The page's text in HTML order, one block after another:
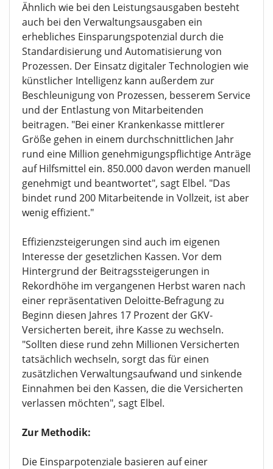
Ähnlich wie bei den Leistungsausgaben besteht
auch bei den Verwaltungsausgaben ein
erhebliches Einsparungspotenzial durch die
Standardisierung und Automatisierung von
Prozessen. Der Einsatz digitaler Technologien wie
künstlicher Intelligenz kann außerdem zur
Beschleunigung von Prozessen, besserem Service
und der Entlastung von Mitarbeitenden
beitragen. "Bei einer Krankenkasse mittlerer
Größe gehen in einem durchschnittlichen Jahr
rund eine Million genehmigungspflichtige Anträge
auf Hilfsmittel ein. 850.000 davon werden manuell
genehmigt und beantwortet", sagt Elbel. "Das
bindet rund 200 Mitarbeitende in Vollzeit, ist aber
wenig effizient."
Effizienzsteigerungen sind auch im eigenen
Interesse der gesetzlichen Kassen. Vor dem
Hintergrund der Beitragssteigerungen in
Rekordhöhe im vergangenen Herbst waren nach
einer repräsentativen Deloitte-Befragung zu
Beginn diesen Jahres 17 Prozent der GKV-
Versicherten bereit, ihre Kasse zu wechseln.
"Sollten diese rund zehn Millionen Versicherten
tatsächlich wechseln, sorgt das für einen
zusätzlichen Verwaltungsaufwand und sinkende
Einnahmen bei den Kassen, die die Versicherten
verlassen möchten", sagt Elbel.
Zur Methodik:
Die Einsparpotenziale basieren auf einer